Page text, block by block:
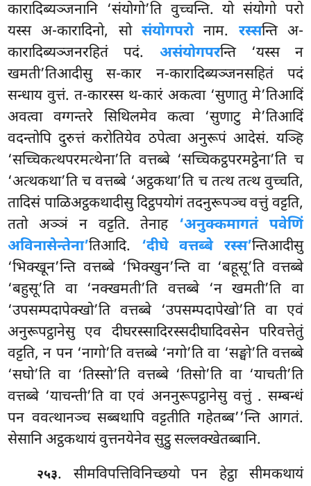
कारादिब्यञ्जनानि ‘संयोगो’ति वुच्चन्ति. यो संयोगो परो
यस्स अ-कारादिनो, सो संयोगपरोनाम. रस्सन्ति अ-
कारादिब्यञ्जनरहितं पदं. असंयोगपरन्ति ‘यस्स न
खमती’तिआदीसु स-कार न-कारादिब्यञ्जनसहितं पदं
सन्धाय वुत्तं. त-कारस्स थ-कारं अकत्वा ‘सुणातु मे’तिआदिं
अवत्वा वग्गन्तरे सिथिलमेव कत्वा ‘सुणाटु मे’तिआदिं
वदन्तोपि दुरुत्तं करोतियेव ठपेत्वा अनुरूपं आदेसं. यञ्हि
‘सच्चिकत्थपरमत्थेना’ति वत्तब्बे ‘सच्चिकट्ठपरमट्ठेना’ति च
‘अत्थकथा’ति च वत्तब्बे ‘अट्ठकथा’ति च तत्थ तत्थ वुच्चति,
तादिसं पाळिअट्ठकथादीसु दिट्ठपयोगं तदनुरूपञ्च वत्तुं वट्टति,
ततो अञ्ञं न वट्टति. तेनाह ‘अनुक्कमागतं पवेणिं
अविनासेन्तेना’तिआदि. ‘दीघे वत्तब्बे रस्स’न्तिआदीसु
‘भिक्खून’न्ति वत्तब्बे ‘भिक्खुन’न्ति वा ‘बहूसू’ति वत्तब्बे
‘बहुसू’ति वा ‘नक्खमती’ति वत्तब्बे ‘न खमती’ति वा
‘उपसम्पदापेक्खो’ति वत्तब्बे ‘उपसम्पदापेखो’ति वा एवं
अनुरूपट्ठानेसु एव दीघरस्सादिरस्सदीघादिवसेन परिवत्तेतुं
वट्टति, न पन ‘नागो’ति वत्तब्बे ‘नगो’ति वा ‘सङ्घो’तिवत्तब्बे
‘सघो’ति वा ‘तिस्सो’ति वत्तब्बे ‘तिसो’ति वा ‘याचती’ति
वत्तब्बे ‘याचन्ती’ति वा एवं अननुरूपट्ठानेसु वत्तुं . सम्बन्धं
पन ववत्थानञ्च सब्बथापि वट्टतीति गहेतब्ब’’न्ति आगतं.
सेसानि अट्ठकथायं वुत्तनयेनेव सुट्ठु सल्लक्खेतब्बानि.
२५३. सीमविपत्तिविनिच्छयो पन हेट्ठा सीमकथायं